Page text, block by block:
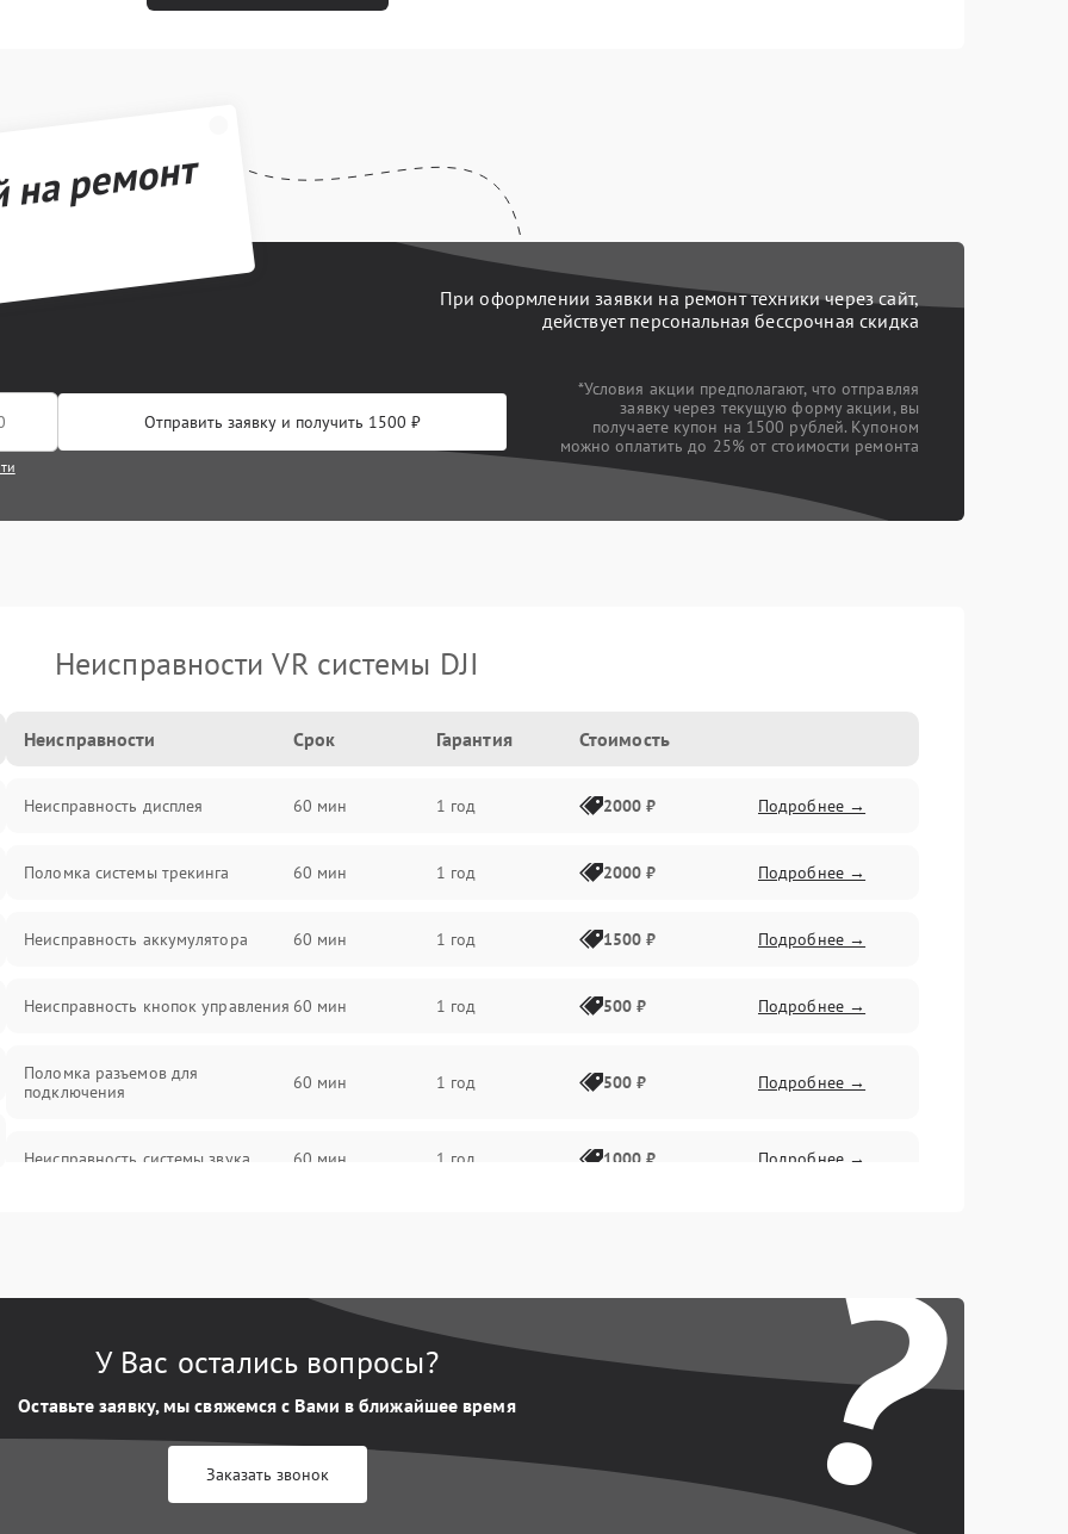
ремонт
При оформлении заявки на ремонт техники через сайт,
действует персональная бессрочная скидка
Отправить заявку и получить 1500 ₽
*Условия акции предполагают, что отправляя
заявку через текущую форму акции, вы
получаете купон на 1500 рублей. Купоном
можно оплатить до 25% от стоимости ремонта
Неисправности VR системы DJI
Неисправности Срок Гарантия Стоимость
Неисправность дисплея 60 мин 1 год 2000 ₽ Подробнее →
Поломка системы трекинга 60 мин 1 год 2000 ₽ Подробнее →
Неисправность аккумулятора 60 мин 1 год 1500 ₽ Подробнее →
Неисправность кнопок управления 60 мин 1 год 500 ₽ Подробнее →
Поломка разъемов для
подключения
60 мин 1 год 500 ₽ Подробнее →
Неисправность системы звука 60 мин 1 год 1000 ₽ Подробнее →
60 мин 1 год 1000 ₽ Подробнее →
Поломка системы автоматического
отключения
Подробнее →
Неисправность системы защиты от
60 мин 1000 ₽ Подробнее →
?
У Вас остались вопросы?
Оставьте заявку, мы свяжемся с Вами в ближайшее время
Заказать звонок